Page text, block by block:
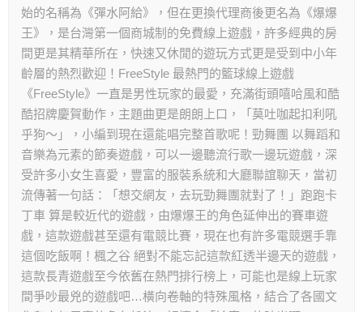
始的名稱為《彈水阿給》，但在更換代理商後更名為《爆爆
王》，是台灣第一個商城制的免費線上遊戲，許多經典的房
間更是其精華所在，快速又休閒的遊玩方式更是受到中小年
齡層的熱烈歡迎！FreeStyle 最熱門的籃球線上遊戲
《FreeStyle》一直是男性玩家的最愛，充滿街頭嘻哈風和酷
酷招牌慶賀動作，主題曲更是朗朗上口，「莫吐咖起扣利吼
乎狗～」，小編到現在還能唱完整首歌呢！勁舞團 以舞蹈和
音樂為元素的節奏遊戲，可以一邊聽流行歌一邊玩遊戲，深
受許多小女生喜愛，豐富的服裝系統和大廳聯誼聊天，當初
流傳著一句話：「想交網友，去玩勁舞團就對了！」跑跑卡
丁車 算是較近代的遊戲，由爆爆王的角色延伸出的賽車遊
戲，這款遊戲甚至還有電競比賽，現在也有許多電競選手靠
這個吃飯啊！楓之谷 絕對不能忘記這款紅透半邊天的遊戲，
這款長青遊戲至今依舊在熱門排行榜上，可能也是線上玩家
間爭吵最兇的遊戲吧…橫向卷軸的特殊風格，結合了各國文